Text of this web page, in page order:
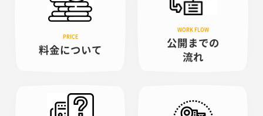
料金について
公開までの
流れ